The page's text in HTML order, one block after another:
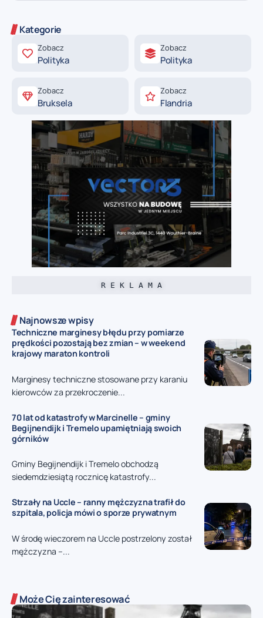
Kategorie
Zobacz
Polityka
Zobacz
Polityka
Zobacz
Bruksela
Zobacz
Flandria
R E K L A M A
Najnowsze wpisy
Techniczne marginesy błędu przy pomiarze
prędkości pozostają bez zmian – w weekend
krajowy maraton kontroli
Marginesy techniczne stosowane przy karaniu
kierowców za przekroczenie...
70 lat od katastrofy w Marcinelle – gminy
Begijnendijk i Tremelo upamiętniają swoich
górników
Gminy Begijnendijk i Tremelo obchodzą
siedemdziesiątą rocznicę katastrofy...
Strzały na Uccle – ranny mężczyzna trafił do
szpitala, policja mówi o sporze prywatnym
W środę wieczorem na Uccle postrzelony został
mężczyzna –...
Może Cię zainteresować